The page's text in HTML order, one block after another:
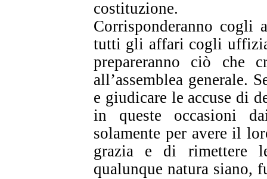
costituzione.
Corrisponderanno cogli
tutti gli affari cogli
prepareranno ciò che
all’assemblea generale.
e giudicare le accuse di
in queste occasioni
solamente per avere il
grazia e di rimettere
qualunque natura siano,